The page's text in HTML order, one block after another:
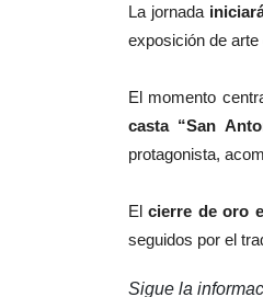
La jornada
exposición de
El momento
casta “San
protagonista,
Elcierre de oro
seguidos por el
Sigue la